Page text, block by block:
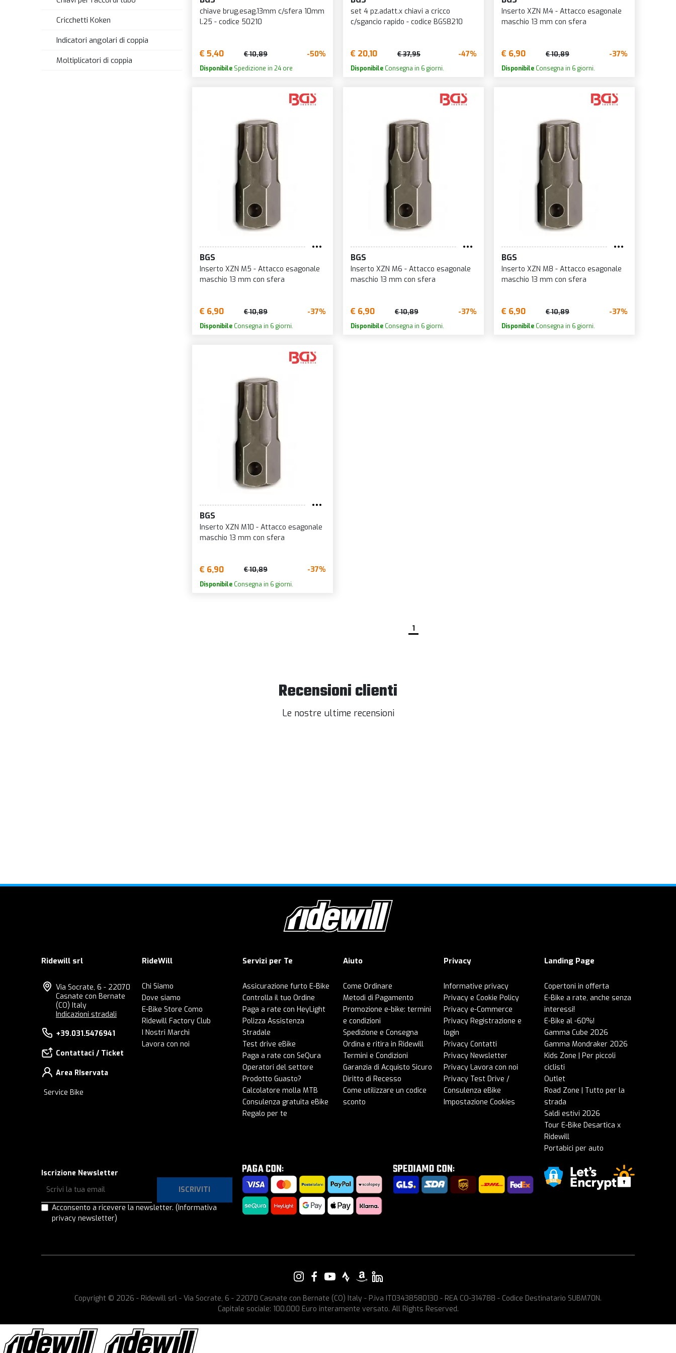
Cricchetti Koken
Indicatori angolari di coppia
Moltiplicatori di coppia
chiave brug.esag.13mm c/sfera 10mm
l.25 - codice 50210
€ 5,40 € 10,89 -50%
Disponibile Spedizione in 24 ore
set 4 pz.adatt.x chiavi a cricco
c/sgancio rapido - codice BGS8210
€ 20,10 € 37,95 -47%
DisponibileConsegna in 6 giorni.
Inserto XZN M4 - Attacco esagonale
maschio 13 mm con sfera
€ 6,90 € 10,89 -37%
DisponibileConsegna in 6 giorni.
BGS
Inserto XZN M5 - Attacco esagonale
maschio 13 mm con sfera
€ 6,90 € 10,89 -37%
Disponibile Consegna in 6 giorni.
BGS
Inserto XZN M6 - Attacco esagonale
maschio 13 mm con sfera
€ 6,90 € 10,89 -37%
DisponibileConsegna in 6 giorni.
BGS
Inserto XZN M8 - Attacco esagonale
maschio 13 mm con sfera
€ 6,90 € 10,89 -37%
DisponibileConsegna in 6 giorni.
BGS
Inserto XZN M10 - Attacco esagonale
maschio 13 mm con sfera
€ 6,90 € 10,89 -37%
Disponibile Consegna in 6 giorni.
1
Recensioni clienti
Le nostre ultime recensioni
Ridewill srl
Via Socrate, 6 - 22070
Casnate con Bernate
(CO) Italy
Indicazioni stradali
+39.031.5476941
Contattaci / Ticket
Area RIservata
Service Bike
RideWill
Chi Siamo
Dove siamo
E-Bike Store Como
Ridewill Factory Club
I Nostri Marchi
Lavora con noi
Servizi per Te
Assicurazione furto E-Bike
Controlla il tuo Ordine
Paga a rate con HeyLight
Polizza Assistenza
Stradale
Test drive eBike
Paga a rate con SeQura
Operatori del settore
Prodotto Guasto?
Calcolatore molla MTB
Consulenza gratuita eBike
Regalo per te
Aiuto
Come Ordinare
Metodi di Pagamento
Promozione e-bike: termini
e condizioni
Spedizione e Consegna
Ordina e ritira in Ridewill
Termini e Condizioni
Garanzia di Acquisto Sicuro
Diritto di Recesso
Come utilizzare un codice
sconto
Privacy
Informative privacy
Privacy e Cookie Policy
Privacy e-Commerce
Privacy Registrazione e
login
Privacy Contatti
Privacy Newsletter
Privacy Lavora con noi
Privacy Test Drive /
Consulenza eBike
Impostazione Cookies
Landing Page
Copertoni in offerta
E-Bike a rate, anche senza
interessi!
E-Bike al -60%!
Gamma Cube 2026
Gamma Mondraker 2026
Kids Zone | Per piccoli
ciclisti
Outlet
Road Zone | Tutto per la
strada
Saldi estivi 2026
Tour E-Bike Desartica x
Ridewill
Portabici per auto
Iscrizione Newsletter
ISCRIVITI
Acconsento a ricevere la newsletter. (Informativa
privacy newsletter)
Copyright © 2026 - Ridewill srl - Via Socrate, 6 - 22070 Casnate con Bernate (CO) Italy - P.iva IT03438580130 - REA CO-314788 - Codice Destinatario SUBM70N.
Capitale sociale: 100.000 Euro interamente versato. All Rights Reserved.